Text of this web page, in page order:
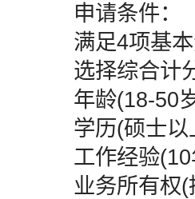
申请条件：
满足4项基
选择综合计
年龄(18-50
学历(硕士
工作经验
业务所有权